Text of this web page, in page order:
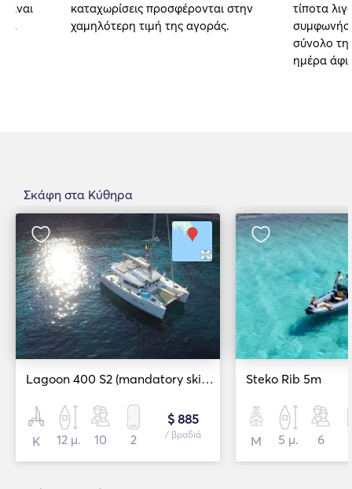
καταχωρίσεις προσφέρονται στην
χαμηλότερη τιμή της αγοράς.
τίποτα
σύνολο
ημέρα
Σκάφη στα Κύθηρα
Lagoon 400 S2 (mandatory skipper)
Κ 12 μ. 10 2
$ 885
/ βραδιά
Steko Rib 5m
Μ 5 μ. 6